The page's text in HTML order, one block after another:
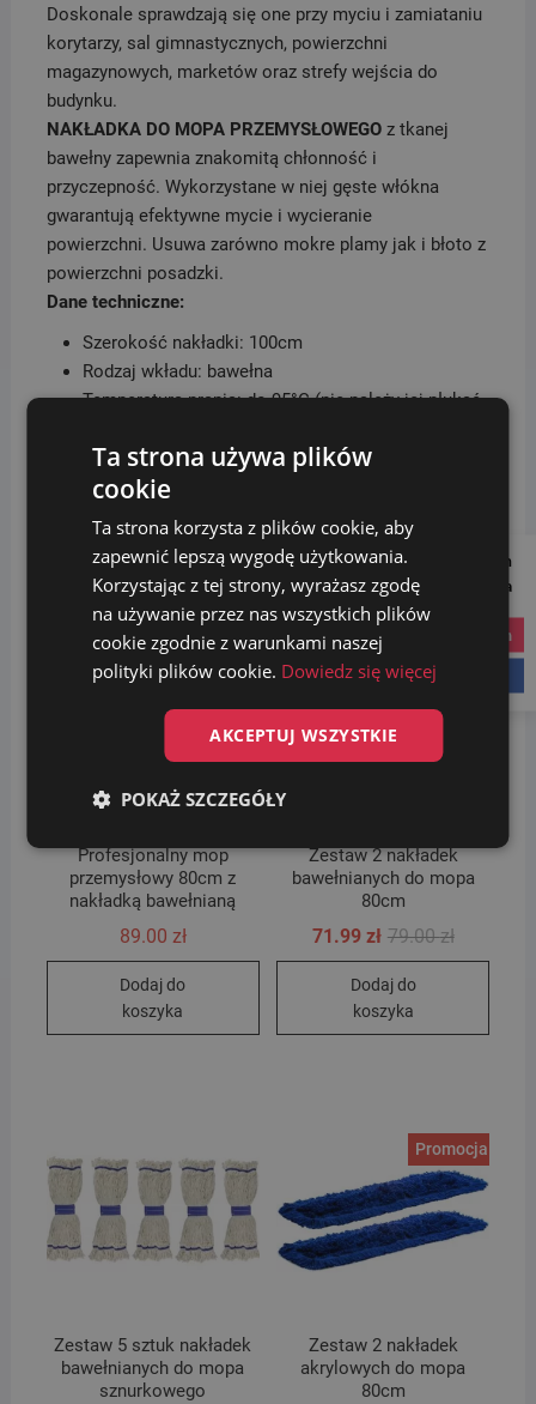
Doskonale sprawdzają się one przy myciu i zamiataniu
korytarzy, sal gimnastycznych, powierzchni
magazynowych, marketów oraz strefy wejścia do
budynku.
NAKŁADKA DO MOPA PRZEMYSŁOWEGO z tkanej
bawełny zapewnia znakomitą chłonność i
przyczepność. Wykorzystane w niej gęste włókna
gwarantują efektywne mycie i wycieranie
powierzchni. Usuwa zarówno mokre plamy jak i błoto z
powierzchni posadzki.
Dane techniczne:
Szerokość nakładki: 100cm
Rodzaj wkładu: bawełna
Temperatura prania: do 95°C (nie należy jej płukać
Sprawdź inne produkty i akcesoria w zakładce
NAKŁADKI.
Podobne produkty
Profesjonalny mop
przemysłowy 80cm z
nakładką bawełnianą
89.00 zł
Dodaj do
koszyka
Zestaw 2 nakładek
bawełnianych do mopa
80cm
79.00złPierwotna
71.99 zł
Aktualna
Dodaj do
koszyka
Zestaw 5 sztuk nakładek
bawełnianych do mopa
sznurkowego
Promocja!
Zestaw 2 nakładek
akrylowych do mopa
80cm
Follow us on
Social Media
instagram
Ta strona używa plików
cookie
Ta strona korzysta z plików cookie, aby
zapewnić lepszą wygodę użytkowania.
Korzystając z tej strony, wyrażasz zgodę
na używanie przez nas wszystkich plików
cookie zgodnie z warunkami naszej
polityki plików cookie. Dowiedz się więcej
AKCEPTUJ WSZYSTKIE
POKAŻ SZCZEGÓŁY